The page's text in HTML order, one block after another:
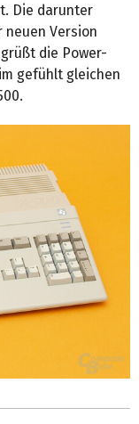
Die darunter
Version
die Power-
gefühlt gleichen